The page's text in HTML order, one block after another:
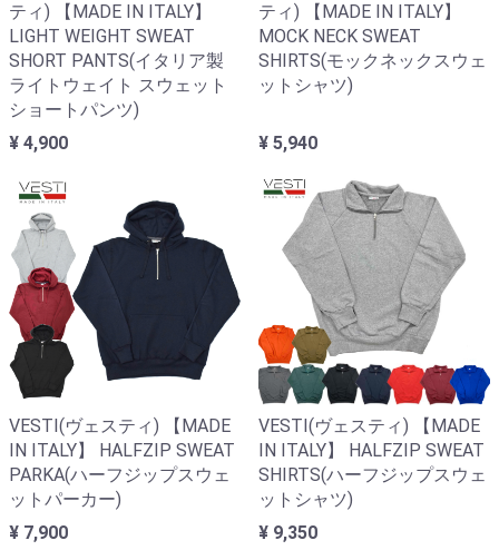
ティ) 【MADE IN ITALY】
LIGHT WEIGHT SWEAT
SHORT PANTS(イタリア製
ライトウェイト スウェット
ショートパンツ)
¥ 4,900
ティ) 【MADE IN ITALY】
MOCK NECK SWEAT
SHIRTS(モックネックスウェ
ットシャツ)
¥ 5,940
VESTI(ヴェスティ) 【MADE
IN ITALY】 HALFZIP SWEAT
PARKA(ハーフジップスウェ
ットパーカー)
¥ 7,900
VESTI(ヴェスティ) 【MADE
IN ITALY】 HALFZIP SWEAT
SHIRTS(ハーフジップスウェ
ットシャツ)
¥ 9,350